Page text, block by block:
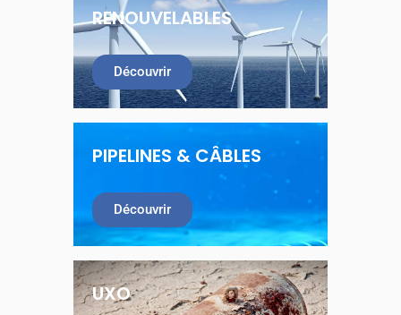
RENOUVELABLES
Découvrir
PIPELINES & CÂBLES
Découvrir
UXO